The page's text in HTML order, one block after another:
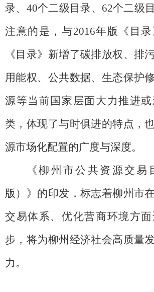
录、 40个二级目录、 62个二级
注意的是，与2016年版 《 目录
《目录》新增了碳排放权、排
用能权、公共数据、生态保护
源等当前国家层面大力推进
类，体现了与时俱进的特点，
源市场化配置的广度与深度。
《柳州市公共资源交易
版）》的印发， 标志着柳州市
交易体系、优化营商环境方
步，将为柳州经济社会高质量
力。